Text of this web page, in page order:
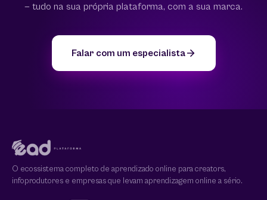
— tudo na sua própria plataforma, com a sua marca.
Falar com um especialista
O ecossistema completo de aprendizado online para creators,
infoprodutores e empresas que levam aprendizagem online a sério.